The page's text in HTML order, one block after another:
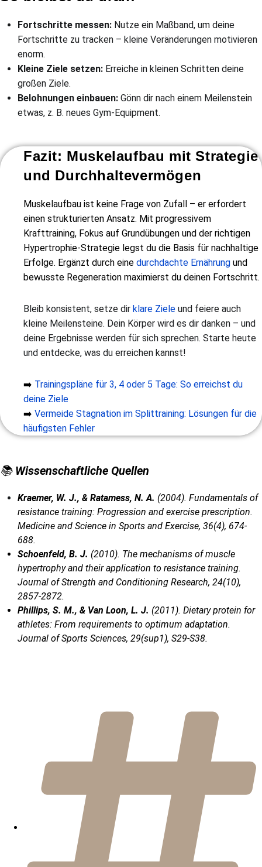
Fortschritte messen: Nutze ein Maßband, um deine
Fortschritte zu tracken – kleine Veränderungen motivieren
enorm.
Kleine Ziele setzen: Erreiche in kleinen Schritten deine
großen Ziele.
Belohnungen einbauen: Gönn dir nach einem Meilenstein
etwas, z. B. neues Gym-Equipment.
Fazit: Muskelaufbau mit Strategie
und Durchhaltevermögen
Muskelaufbau ist keine Frage von Zufall – er erfordert
einen strukturierten Ansatz. Mit progressivem
Krafttraining, Fokus auf Grundübungen und der richtigen
Hypertrophie-Strategie legst du die Basis für nachhaltige
Erfolge. Ergänzt durch eine durchdachte Ernährung und
bewusste Regeneration maximierst du deinen Fortschritt.
Bleib konsistent, setze dir klare Ziele und feiere auch
kleine Meilensteine. Dein Körper wird es dir danken – und
deine Ergebnisse werden für sich sprechen. Starte heute
und entdecke, was du erreichen kannst!
➡️ Trainingspläne für 3, 4 oder 5 Tage: So erreichst du
deine Ziele
➡️ Vermeide Stagnation im Splittraining: Lösungen für die
häufigsten Fehler
📚 Wissenschaftliche Quellen
Kraemer, W. J., & Ratamess, N. A. (2004). Fundamentals of
resistance training: Progression and exercise prescription.
Medicine and Science in Sports and Exercise, 36(4), 674-
688.
Schoenfeld, B. J. (2010). The mechanisms of muscle
hypertrophy and their application to resistance training.
Journal of Strength and Conditioning Research, 24(10),
2857-2872.
Phillips, S. M., & Van Loon, L. J. (2011). Dietary protein for
athletes: From requirements to optimum adaptation.
Journal of Sports Sciences, 29(sup1), S29-S38.